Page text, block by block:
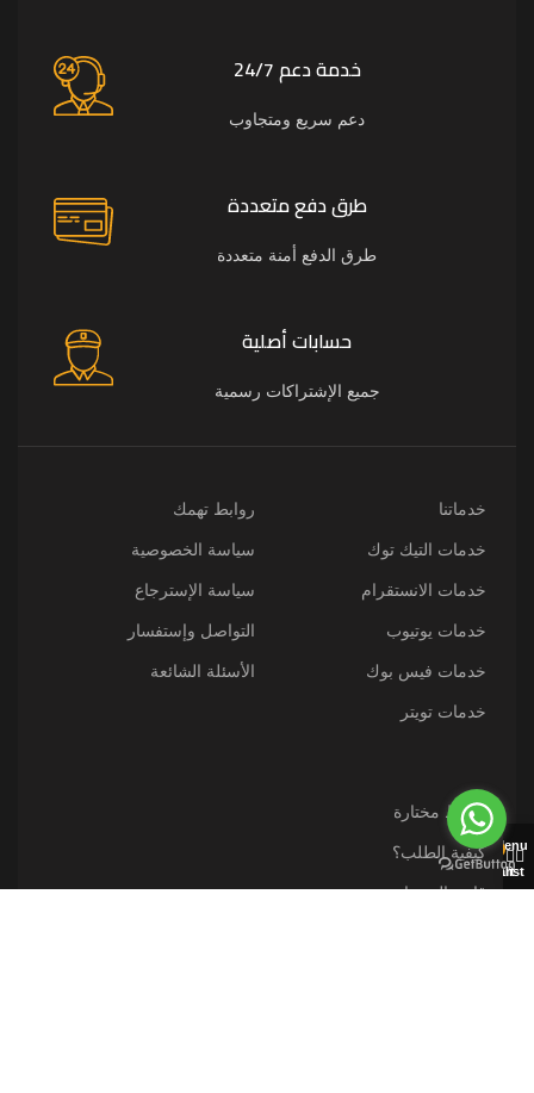
خدمة دعم 24/7
دعم سريع ومتجاوب
طرق دفع متعددة
طرق الدفع أمنة متعددة
حسابات أصلية
جميع الإشتراكات رسمية
خدماتنا
خدمات التيك توك
خدمات الانستقرام
خدمات يوتيوب
خدمات فيس بوك
خدمات تويتر
روابط تهمك
سياسة الخصوصية
سياسة الإسترجاع
التواصل وإستفسار
الأسئلة الشائعة
روابط مختارة
كيفية الطلب؟
قارن المنتجات
Menu
Wishlist
0
Cart